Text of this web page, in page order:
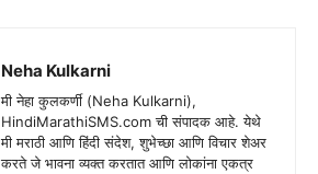
Neha Kulkarni
मी नेहा कुलकर्णी (Neha Kulkarni),
HindiMarathiSMS.com ची संपादक आहे. येथे
मी मराठी आणि हिंदी संदेश, शुभेच्छा आणि विचार शेअर
करते जे भावना व्यक्त करतात आणि लोकांना एकत्र